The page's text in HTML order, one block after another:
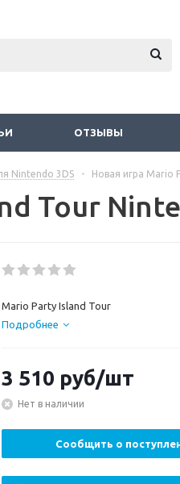
ОТЗЫВЫ
Nintendo 3DS - Новая игра Mario
Tour
Mario Party Island Tour
Подробнее
3 510 руб/шт
Нет в наличии
Сообщить о